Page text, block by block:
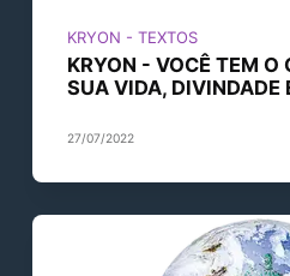
KRYON - TEXTOS
KRYON - VOCÊ TEM O
SUA VIDA, DIVINDADE
27/07/2022